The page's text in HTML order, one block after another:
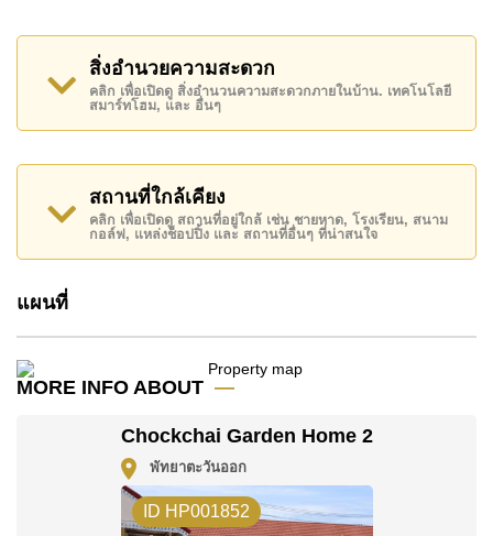
Chockchai Garden Home 2 มีสิ่งอำนวยความสะดวก
ส่วนกลาง ได้แก่ รักษาความปลอดภัย 24 ชั่วโมง, ทางเข้า
มีไม้กั้น, สวนส่วนกลาง, ร้านอาหาร/ร้านกาแฟในสถานที่
สถานที่สำคัญใกล้ Chockchai Garden Home 2 ได้แก่:
บิ๊กซี เอ็กซ์ตร้า, บิ๊กซีพัทยาใต้ , ทิฟฟานี่โชว์พัทยา, อีส
เทิร์น แอร์พอร์ต พัทยา , สยามคันทรีคลับ (สนามเก่า ไร่
ริมน้ำ และโรลลิ่งฮิลส์) , รพ.กรุงเทพพัทยา, รพ.กรุงเทพ
อสังหาริมทรัพย์นี้เปิดให้เช่าระยะยาวในราคา ฿ 15,000
บาทต่อเดือน
โฆษณาเป็นราคาสำหรับสัญญาเช่า 1 ปี และต้องวางเงิน
ค้นพบโอกาสในการทำให้ที่อยู่อาศัยนี้เป็นบ้านในฝันของ
ติดต่อ Cornerstone Real Estate โทร +6638411250
สิ่งอำนวยความสะดวก
คลิก เพื่อเปิดดู สิ่งอำนวนความสะดวกภายในบ้าน. เทคโนโลยี
สมาร์ทโฮม, และ อื่นๆ
สถานที่ใกล้เคียง
คลิก เพื่อเปิดดู สถานที่อยู่ใกล้ เช่น ชายหาด, โรงเรียน, สนาม
กอล์ฟ, แหล่งช็อปปิ้ง และ สถานที่อื่นๆ ที่น่าสนใจ
แผนที่
MORE INFO ABOUT
Chockchai Garden Home 2
พัทยาตะวันออก
ID HP001852